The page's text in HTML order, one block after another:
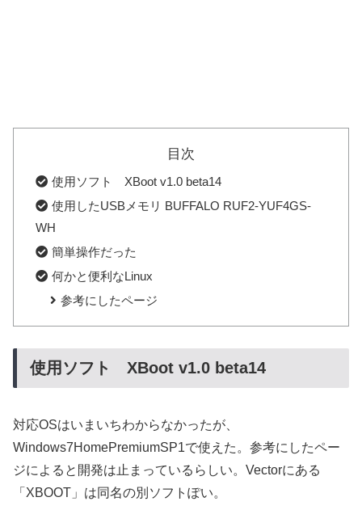
目次
使用ソフト XBoot v1.0 beta14
使用したUSBメモリ BUFFALO RUF2-YUF4GS-
WH
簡単操作だった
何かと便利なLinux
参考にしたページ
使用ソフト XBoot v1.0 beta14
対応OSはいまいちわからなかったが、
Windows7HomePremiumSP1で使えた。参考にしたペー
ジによると開発は止まっているらしい。Vectorにある
「XBOOT」は同名の別ソフトぽい。